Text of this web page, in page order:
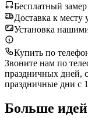
Бесплатный
Доставка к месту
Установка
Купить по
Звоните нам по
праздничных дней,
праздничные дни с
Больше